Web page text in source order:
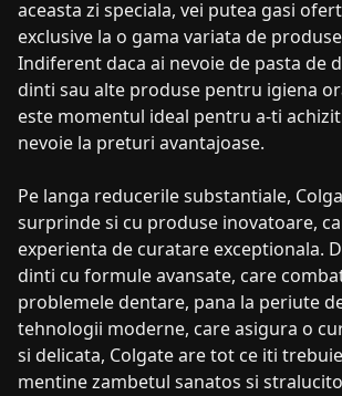
aceasta zi speciala, vei putea gasi
exclusive la o gama variata de
Indiferent daca ai nevoie de pasta de
dinti sau alte produse pentru igiena
este momentul ideal pentru a-ti
nevoie la preturi avantajoase.
Pe langa reducerile substantiale,
surprinde si cu produse inovatoare,
experienta de curatare exceptionala.
dinti cu formule avansate, care
problemele dentare, pana la periute
tehnologii moderne, care asigura o
si delicata, Colgate are tot ce iti
mentine zambetul sanatos si